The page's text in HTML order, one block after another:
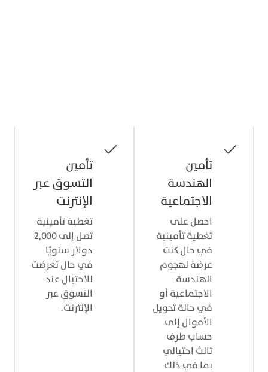
أو ادخل على البوابة الإلكترونية للتأمين.
تأمين
الهندسة
الاجتماعية
احصل على
تغطية تأمينية
في حال كنت
عرضة لهجوم
الهندسة
الاجتماعية أو
في حالة تحويل
الأموال إلى
حساب طرف
ثالث احتيالي
بما في ذلك
تأمين
التسوق عبر
الإنترنت
تغطية تأمينية
تصل إلى 2,000
دولار سنويًا
في حال تعرضت
للاحتيال عند
التسوق عبر
الإنترنت.